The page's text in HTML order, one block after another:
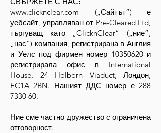
www.clicknclear.com („Сайтът“) е
уебсайт, управляван от Pre-Cleared Ltd,
търгуващ като „ClicknClear“ („ние“,
„нас“) компания, регистрирана в Англия
и Уелс под фирмен номер 10350620и
регистрирала офис в International
House, 24 Holborn Viaduct, Лондон,
EC1A 2BN. Нашият ДДС номер е 288
7330 60.
Ние сме частно дружество с ограничена
отговорност.